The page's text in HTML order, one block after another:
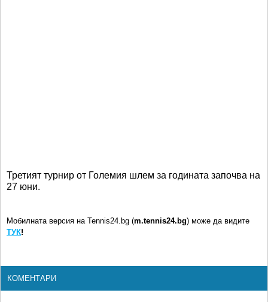
Третият турнир от Големия шлем за годината започва на
27 юни.
Мобилната версия на Tennis24.bg (m.tennis24.bg) може да видите
ТУК!
КОМЕНТАРИ